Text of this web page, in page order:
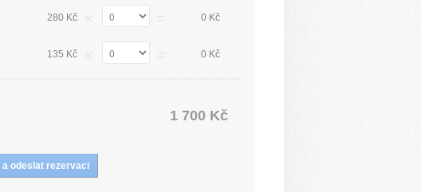
280 Kč 0 Kč
135 Kč 0 Kč
1 700 Kč